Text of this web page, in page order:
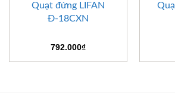
Quạt đứng LIFAN
Đ-18CXN
792.000₫